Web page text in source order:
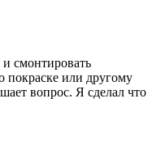
смонтировать
покраске или другому
вопрос. Я сделал что